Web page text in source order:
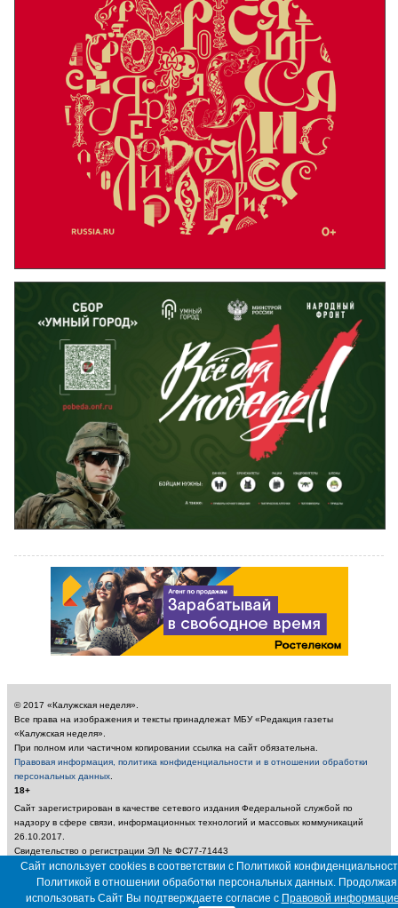
© 2017 «Калужская неделя».
Все права на изображения и тексты принадлежат МБУ «Редакция газеты
«Калужская неделя».
При полном или частичном копировании ссылка на сайт обязательна.
Правовая информация, политика конфиденциальности и в отношении обработки
персональных данных
18+
Сайт зарегистрирован в качестве сетевого издания Федеральной службой по
надзору в сфере связи, информационных технологий и массовых коммуникаций
26.10.2017.
Свидетельство о регистрации ЭЛ № ФС77-71443
Учредитель: Муниципальное бюджетное учреждение «Редакция газеты «Калужская
неделя»
Главный редактор: Амбарцумян А. Ю. / Электронный адрес редакции:
Сайт использует cookies в соответствии с Политикой
Политикой в отношении обработки персональных данных. Продолжая
использовать Сайт Вы подтверждаете согласие с Правовой